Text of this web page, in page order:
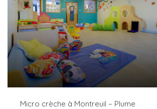
Micro crèche à Montreuil – Plume